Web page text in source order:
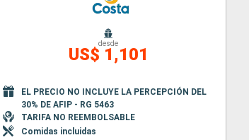
desde
US$ 1,101
EL PRECIO NO INCLUYE LA PERCEPCIÓN DEL
30% DE AFIP - RG 5463
TARIFA NO REEMBOLSABLE
Comidas incluidas